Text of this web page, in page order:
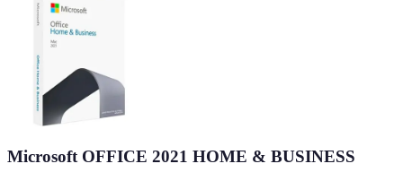
Microsoft OFFICE 2021 HOME & BUSINESS